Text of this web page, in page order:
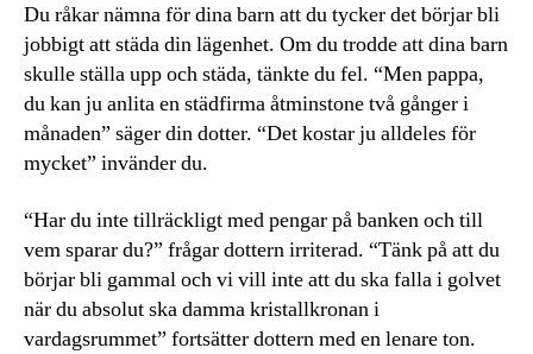
Du råkar nämna för dina barn att du tycker det börjar bli
jobbigt att städa din lägenhet. Om du trodde att dina barn
skulle ställa upp och städa, tänkte du fel. “Men pappa,
du kan ju anlita en städfirma åtminstone två gånger i
månaden” säger din dotter. “Det kostar ju alldeles för
mycket” invänder du.
“Har du inte tillräckligt med pengar på banken och till
vem sparar du?” frågar dottern irriterad. “Tänk på att du
börjar bli gammal och vi vill inte att du ska falla i golvet
när du absolut ska damma kristallkronan i
vardagsrummet” fortsätter dottern med en lenare ton.